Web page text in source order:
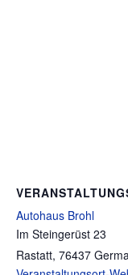
Autohaus Brohl
Im Steingerüst 23
Rastatt, 76437